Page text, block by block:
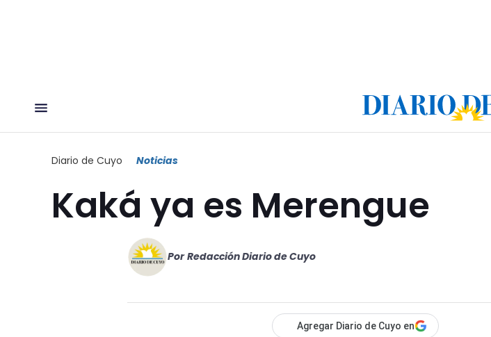
Diario de Cuyo Noticias
Kaká ya es Merengue
Por Redacción Diario de Cuyo
Agregar Diario de Cuyo en